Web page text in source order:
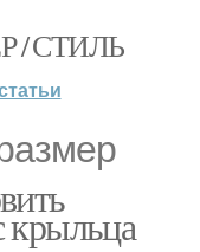
/ СТИЛЬ
крыльца